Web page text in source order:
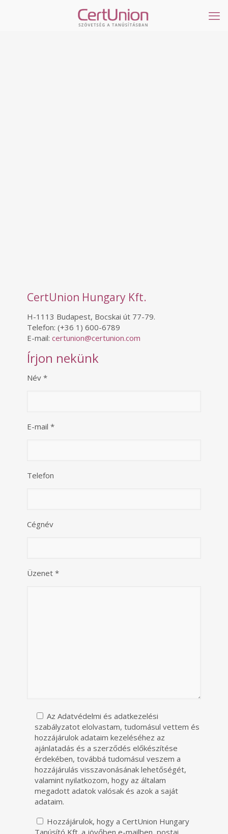
CertUnion Hungary Kft.
H-1113 Budapest, Bocskai út 77-79.
Telefon: (+36 1) 600-6789
E-mail: certunion@certunion.com
Írjon nekünk
Név *
E-mail *
Telefon
Cégnév
Üzenet *
Az Adatvédelmi és adatkezelési
szabályzatot elolvastam, tudomásul vettem és
hozzájárulok adataim kezeléséhez az
ajánlatadás és a szerződés előkészítése
érdekében, továbbá tudomásul veszem a
hozzájárulás visszavonásának lehetőségét,
valamint nyilatkozom, hogy az általam
megadott adatok valósak és azok a saját
adataim.
Hozzájárulok, hogy a CertUnion Hungary
Tanúsító Kft. a jövőben e-mailben, postai